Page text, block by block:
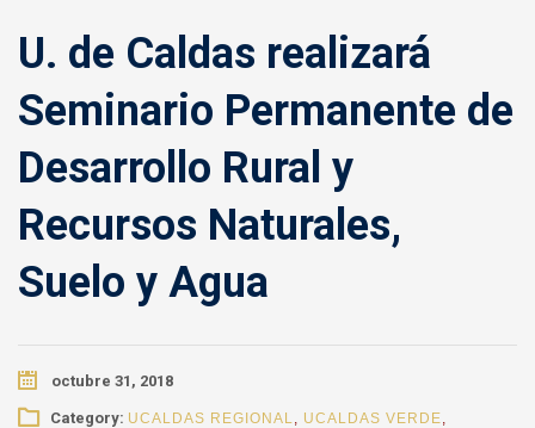
U. de Caldas realizará
Seminario Permanente de
Desarrollo Rural y
Recursos Naturales,
Suelo y Agua
octubre 31, 2018
Category: UCALDAS REGIONAL, UCALDAS VERDE,